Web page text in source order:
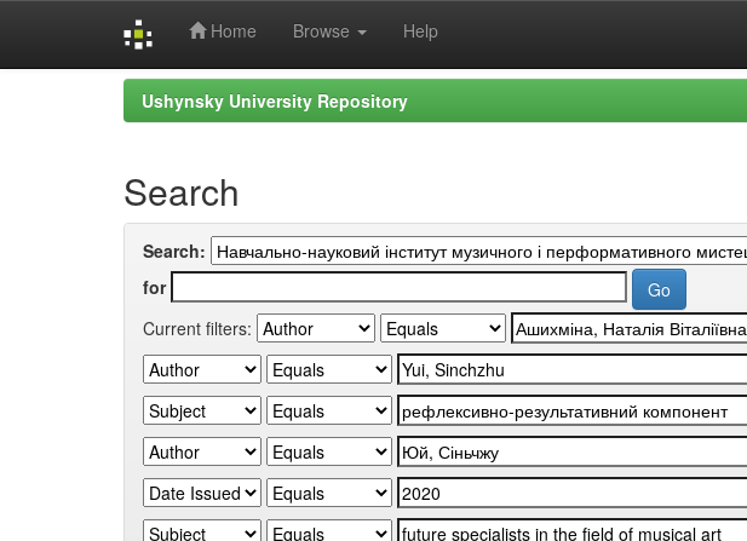
Home Browse Help
Ushynsky University Repository
Search
Search:
for
Current filters: